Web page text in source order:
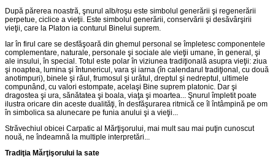
După părerea noastră, şnurul alb/roşu este simbolul generării şi regenerării
perpetue, ciclice a vieţii. Este simbolul generării, conservării şi desăvârşirii
vieţii, care la Platon ia conturul Binelui suprem.
Iar în firul care se desfăşoară din ghemul personal se împletesc componentele
complementare, naturale, personale şi sociale ale vieţii umane, în general, şi
ale insului, în special. Totul este polar în viziunea tradiţională asupra vieţii: ziua
şi noaptea, lumina şi întunericul, vara şi iarna (în calendarul tradiţional, cu două
anotimpuri), binele şi răul, frumosul şi urâtul, dreptul şi nedreptul, ultimele
compunând, cu valori estompate, acelaşi Bine suprem platonic. Dar şi
dragostea şi ura, sănătatea şi boala, viaţa şi moartea... Şnurul împletit poate
ilustra oricare din aceste dualităţi, în desfăşurarea ritmică ce îl întâmpină pe om
în simbolica sa alunecare pe funia anului şi a vieţii...
Străvechiul obicei Carpatic al Mărţişorului, mai mult sau mai puţin cunoscut
nouă, ne îndeamnă la multiple interpretări...
Tradiţia Mărţişorului la sate